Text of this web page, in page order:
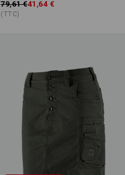
79,61 €41,64 €
(TTC)